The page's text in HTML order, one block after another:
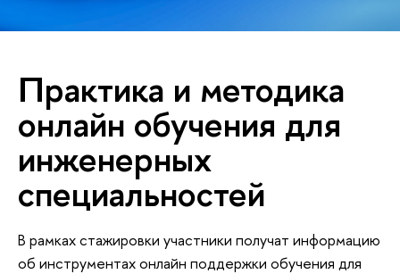
Практика и методика
онлайн обучения для
инженерных
специальностей
В рамках стажировки участники получат информацию
об инструментах онлайн поддержки обучения для